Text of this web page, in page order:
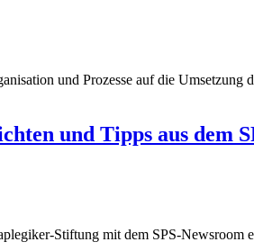
und Prozesse auf die
und Tipps aus dem
Stiftung mit dem SPS-Newsroom